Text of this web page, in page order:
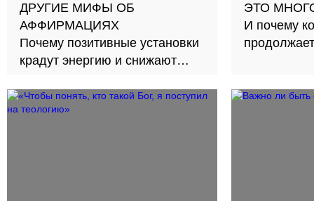
ДРУГИЕ МИФЫ ОБ
АФФИРМАЦИЯХ
Почему позитивные установки
крадут энергию и снижают
ЭТО
И почему